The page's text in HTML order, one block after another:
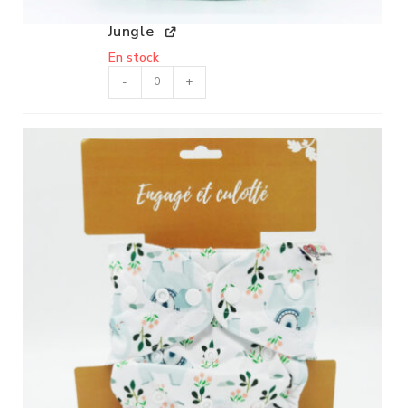
Jungle
En stock
- +